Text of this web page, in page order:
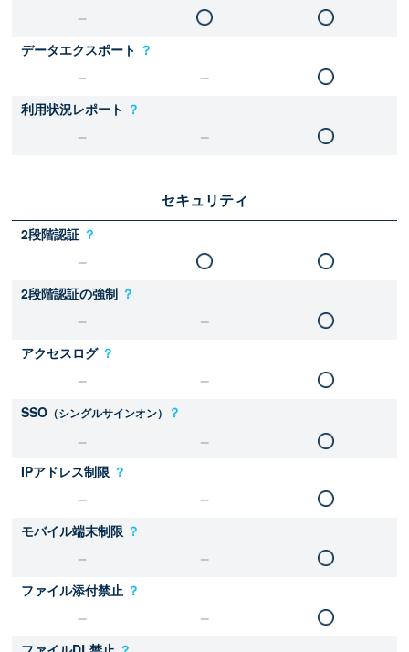
データエクスポート ？
利用状況レポート ？
セキュリティ
2段階認証 ？
2段階認証の強制 ？
アクセスログ ？
SSO （シングルサインオン） ？
IPアドレス制限 ？
モバイル端末制限 ？
ファイル添付禁止 ？